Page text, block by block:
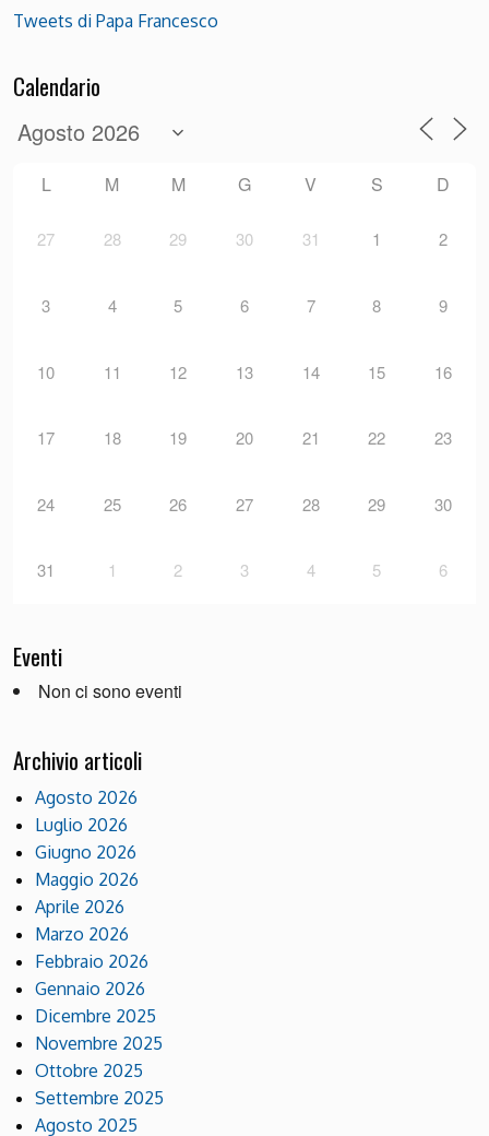
Tweets di Papa Francesco
Calendario
L M M G V S D
27 28 29 30 31 1 2
3 4 5 6 7 8 9
10 11 12 13 14 15 16
17 18 19 20 21 22 23
24 25 26 27 28 29 30
31 1 2 3 4 5 6
Eventi
Non ci sono eventi
Archivio articoli
Agosto 2026
Luglio 2026
Giugno 2026
Maggio 2026
Aprile 2026
Marzo 2026
Febbraio 2026
Gennaio 2026
Dicembre 2025
Novembre 2025
Ottobre 2025
Settembre 2025
Agosto 2025